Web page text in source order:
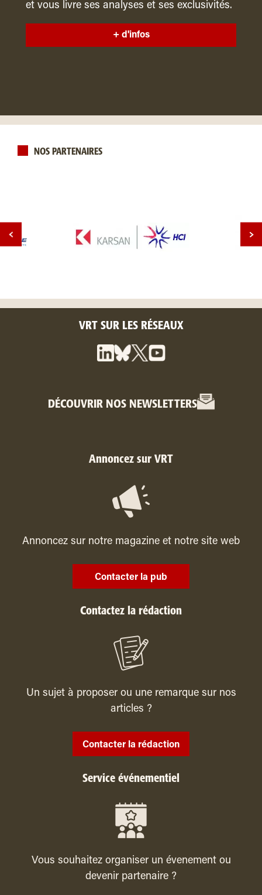
et vous livre ses analyses et ses exclusivités.
+ d'infos
NOS PARTENAIRES
VRT SUR LES RÉSEAUX
DÉCOUVRIR NOS NEWSLETTERS
Annoncez sur VRT
Annoncez sur notre magazine et notre site web
Contacter la pub
Contactez la rédaction
Un sujet à proposer ou une remarque sur nos
articles ?
Contacter la rédaction
Service événementiel
Vous souhaitez organiser un évenement ou
devenir partenaire ?